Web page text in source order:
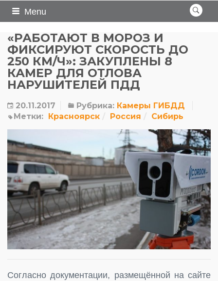
Menu
«РАБОТАЮТ В МОРОЗ И
ФИКСИРУЮТ СКОРОСТЬ ДО
250 КМ/Ч»: ЗАКУПЛЕНЫ 8
КАМЕР ДЛЯ ОТЛОВА
НАРУШИТЕЛЕЙ ПДД
20.11.2017 Рубрика: Камеры ГИБДД
Метки: Красноярск Россия Сибирь
Согласно документации, размещённой на сайте